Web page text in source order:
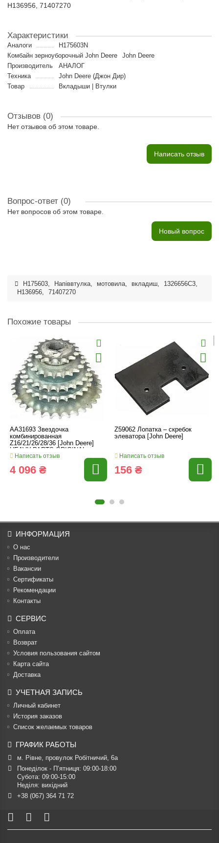
H136956, 71407270
Характеристики
Аналоги
H175603N
Комбайн зерноуборочный John Deere
John Deere
Производитель
АНАЛОГ
Техника
John Deere (Джон Дир)
Товар
Вкладыши | Втулки
Отзывов (0)
Нет отзывов об этом товаре.
Написать отзыв
Вопрос-ответ (0)
Нет вопросов об этом товаре.
Новый вопрос
H175603, Напіввтулка, мотовила, вкладиш, 1326656C3,
H136956, 71407270
Похожие товары
AA31693 Звездочка
комбинированная
Z16/21/26/28/36 [John Deere]
HEAVY-PARTS ORIGINAL
Написать отзыв
4 096 ₴
Z59062 Лопатка – скребок
элеватора [John Deere]
Написать отзыв
156 ₴
ИНФОРМАЦИЯ
О нас
Производители
Вакансии
Cертификаты
Рекомендации
Контакты
СЕРВИС
Оплата
Возврат
Условия пользования сайтом
Карта сайта
Доставка
УЧЕТНАЯ ЗАПИСЬ
Личный кабинет
История заказов
Список желаемых товаров
ГРАФИК РАБОТЫ
м. Рівне, провулок Робітничий, 6а
Понеділок - П’ятниця: 09:00-18:00
Субота: 09:00-15:00
Неділя: вихідний
+38 (067) 364 71 72